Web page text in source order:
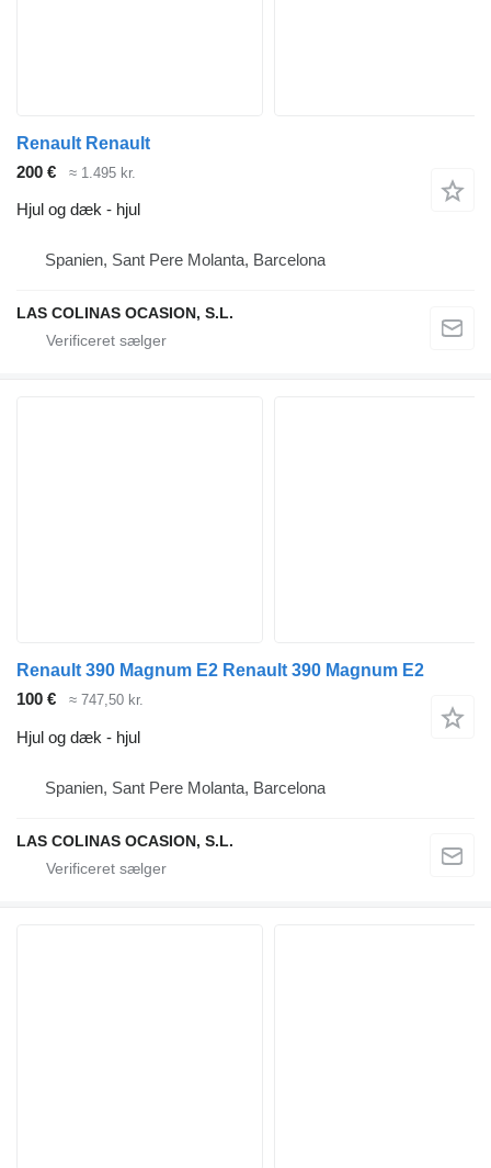
Renault Renault
200 €
≈ 1.495 kr.
Hjul og dæk - hjul
Spanien, Sant Pere Molanta, Barcelona
LAS COLINAS OCASION, S.L.
Renault 390 Magnum E2 Renault 390 Magnum E2
100 €
≈ 747,50 kr.
Hjul og dæk - hjul
Spanien, Sant Pere Molanta, Barcelona
LAS COLINAS OCASION, S.L.